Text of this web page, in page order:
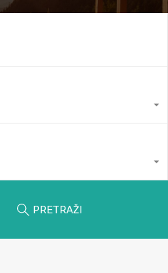
PRETRAŽI